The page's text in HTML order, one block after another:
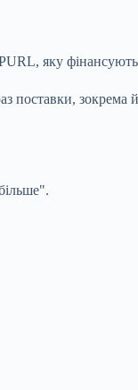
яку фінансують
поставки, зокрема